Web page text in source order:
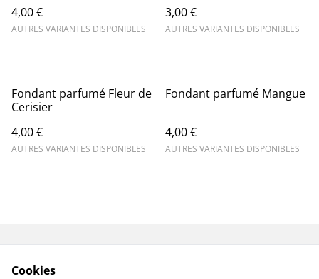
4,00 €
AUTRES VARIANTES DISPONIBLES
3,00 €
AUTRES VARIANTES DISPONIBLES
Fondant parfumé Fleur de
Cerisier
4,00 €
AUTRES VARIANTES DISPONIBLES
Fondant parfumé Mangue
4,00 €
AUTRES VARIANTES DISPONIBLES
Cookies